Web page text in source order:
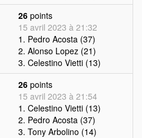
26 points
15 avril 2023 à 21:32
1. Pedro Acosta (37)
2. Alonso Lopez (21)
3. Celestino Vietti (13)
26 points
15 avril 2023 à 21:54
1. Celestino Vietti (13)
2. Pedro Acosta (37)
3. Tony Arbolino (14)